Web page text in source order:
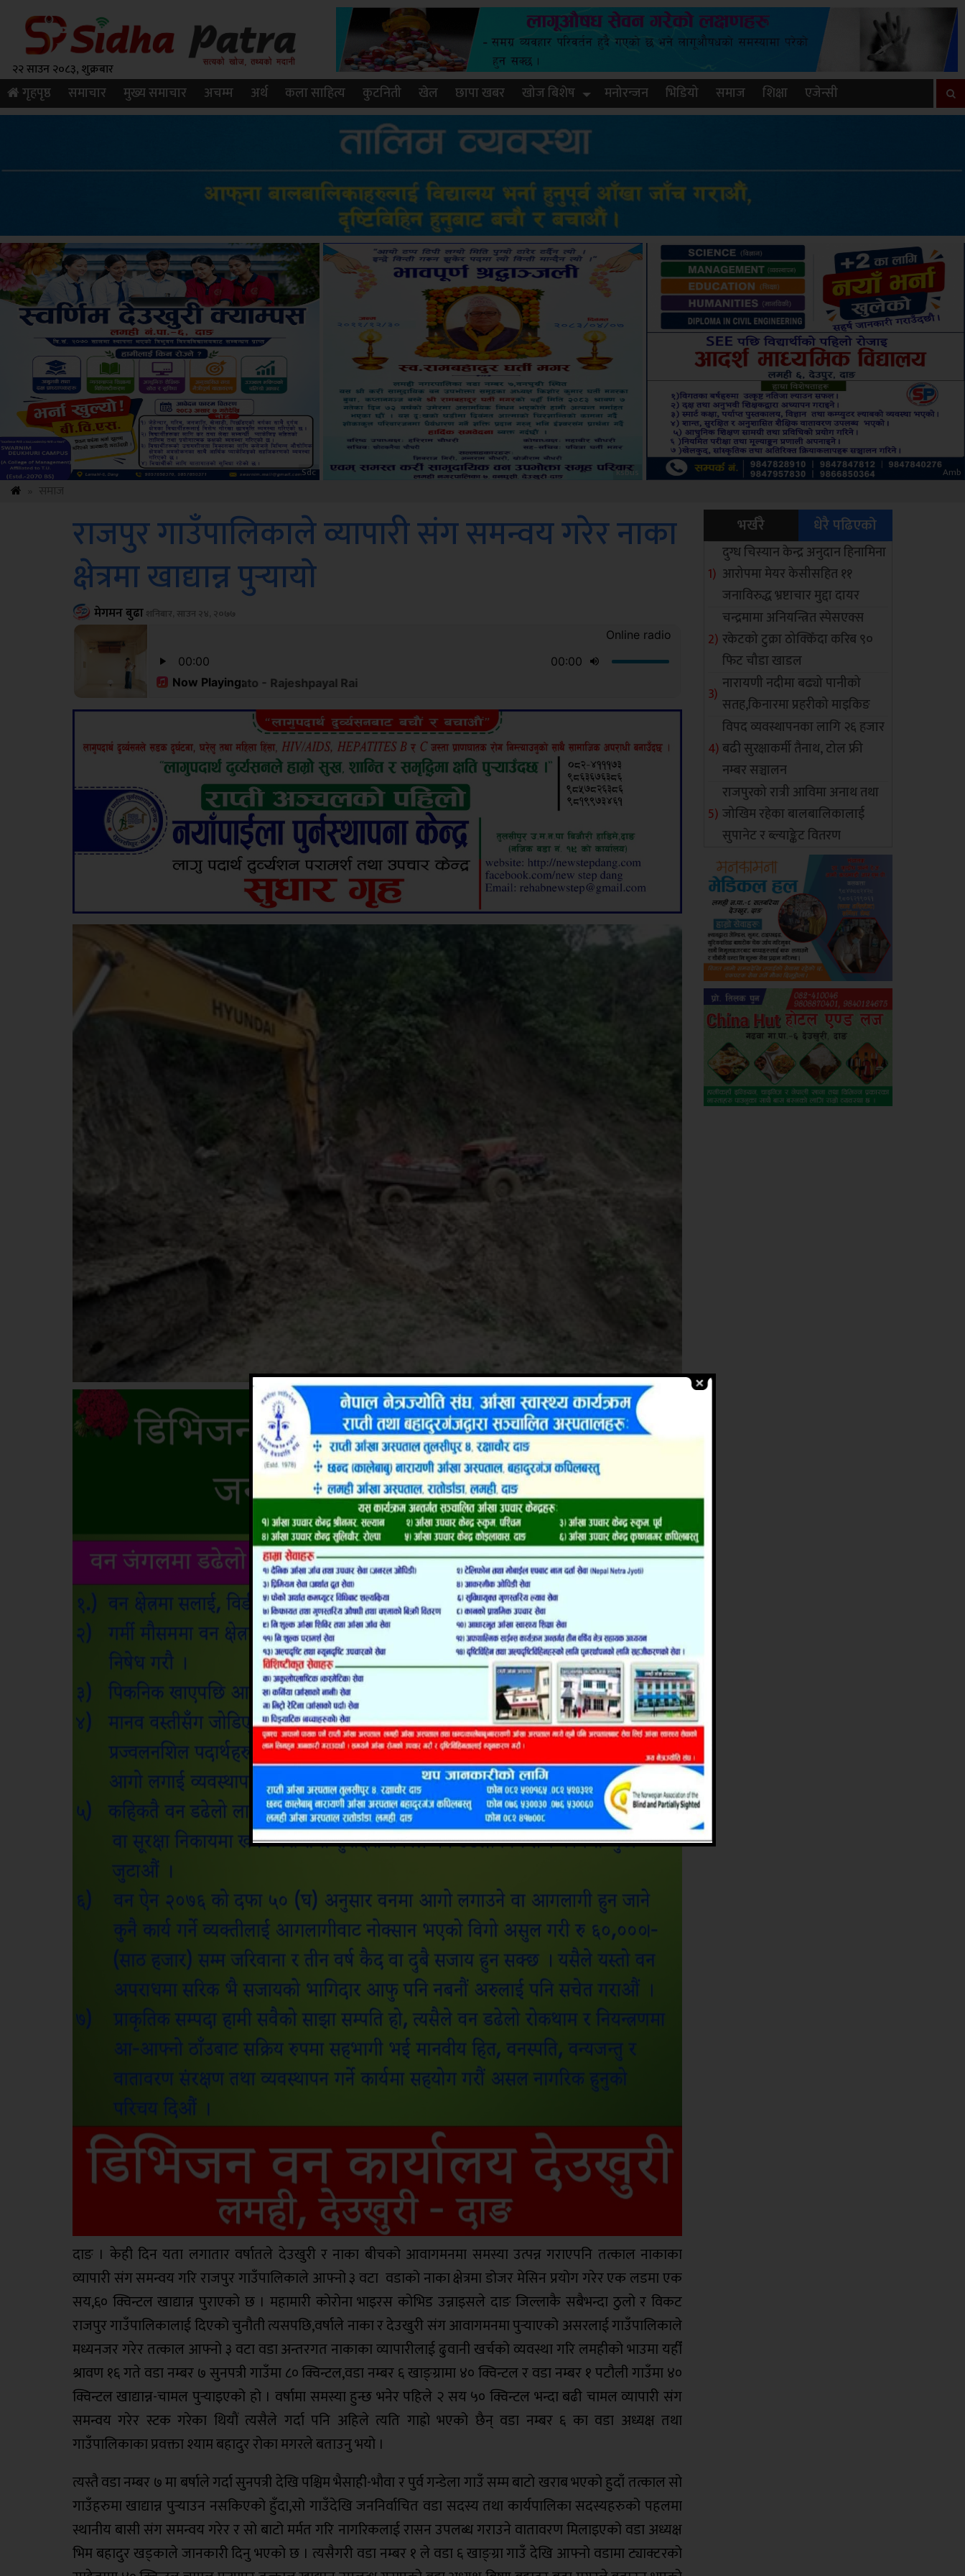
२२ साउन २०८३, शुक्रबार
गृहपृष्ठ समाचार मुख्य समाचार अचम्म अर्थ कला साहित्य कुटनिती खेल छापा खबर खोज बिशेष मनोरन्जन भिडियो समाज शिक्षा एजेन्सी
ksbus Amb Sdc
राजपुर गाउँपालिकाले व्यापारी संग समन्वय गरेर नाका
क्षेत्रमा खाद्यान्न पुर्‍यायाे
मेगमन बुढाशनिबार, साउन २४, २०७७
दाङ । केही दिन यता लगातार वर्षातले देउखुरी र नाका बीचको आवागमनमा समस्या उत्पन्न गराएपनि तत्काल नाकाका
व्यापारी संग समन्वय गरि राजपुर गाउँपालिकाले आफ्नो ३ वटा वडाको नाका क्षेत्रमा डोजर मेसिन प्रयोग गरेर एक लडमा एक
सय,६० क्विन्टल खाद्यान्न पुराएको छ । महामारी कोरोना भाइरस कोभिड उन्नाइसले दाङ जिल्लाकै सबैभन्दा ठुलो र विकट
राजपुर गाउँपालिकालाई दिएको चुनौती त्यसपछि,वर्षाले नाका र देउखुरी संग आवागमनमा पुर्‍याएको असरलाई गाउँपालिकाले
मध्यनजर गरेर तत्काल आफ्नो ३ वटा वडा अन्तरगत नाकाका व्यापारीलाई ढुवानी खर्चको व्यवस्था गरि लमहीको भाउमा यहीँ
श्रावण १६ गते वडा नम्बर ७ सुनपत्री गाउँमा ८० क्विन्टल,वडा नम्बर ६ खाङ्ग्रामा ४० क्विन्टल र वडा नम्बर १ पटौली गाउँमा ४०
क्विन्टल खाद्यान्न-चामल पुर्‍याइएको हो । वर्षामा समस्या हुन्छ भनेर पहिले २ सय ५० क्विन्टल भन्दा बढी चामल व्यापारी संग
समन्वय गरेर स्टक गरेका थियाैं त्यसैले गर्दा पनि अहिले त्यति गाह्रो भएको छैन् वडा नम्बर ६ का वडा अध्यक्ष तथा
गाउँपालिकाका प्रवक्ता श्याम बहादुर रोका मगरले बताउनु भयो ।
त्यस्तै वडा नम्बर ७ मा बर्षाले गर्दा सुनपत्री देखि पश्चिम भैसाही-भाैवा र पुर्व गन्डेला गाउँ सम्म बाटाे खराब भएको हुदाँ तत्काल सो
गाउँहरुमा खाद्यान्न पुर्‍याउन नसकिएको हुँदा,सो गाउँदेखि जननिर्वाचित वडा सदस्य तथा कार्यपालिका सदस्यहरुको पहलमा
स्थानीय बासी संग समन्वय गरेर र सो बाटो मर्मत गरि नागरिकलाई रासन उपलब्ध गराउने वातावरण मिलाइएको वडा अध्यक्ष
भिम बहादुर खड्काले जानकारी दिनु भएको छ । त्यसैगरी वडा नम्बर १ ले वडा ६ खाङ्ग्रा गाउँ देखि आफ्नो वडामा ट्याक्टरको
भर्खरै धेरै पढिएको
दुग्ध चिस्यान केन्द्र अनुदान हिनामिना
आरोपमा मेयर केसीसहित ११
जनाविरुद्ध भ्रष्टाचार मुद्दा दायर
चन्द्रमामा अनियन्त्रित स्पेसएक्स
रकेटको टुक्रा ठोक्किँदा करिब ९०
फिट चौडा खाडल
नारायणी नदीमा बढ्यो पानीको
सतह,किनारमा प्रहरीको माइकिङ
विपद व्यवस्थापनका लागि २६ हजार
बढी सुरक्षाकर्मी तैनाथ, टोल फ्री
नम्बर सञ्चालन
राजपुरको रात्री आविमा अनाथ तथा
जोखिम रहेका बालबालिकालाई
सुपानेट र ब्ल्याङ्केट वितरण